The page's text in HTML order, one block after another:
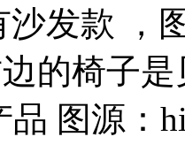
沙发款
的椅子
图源：